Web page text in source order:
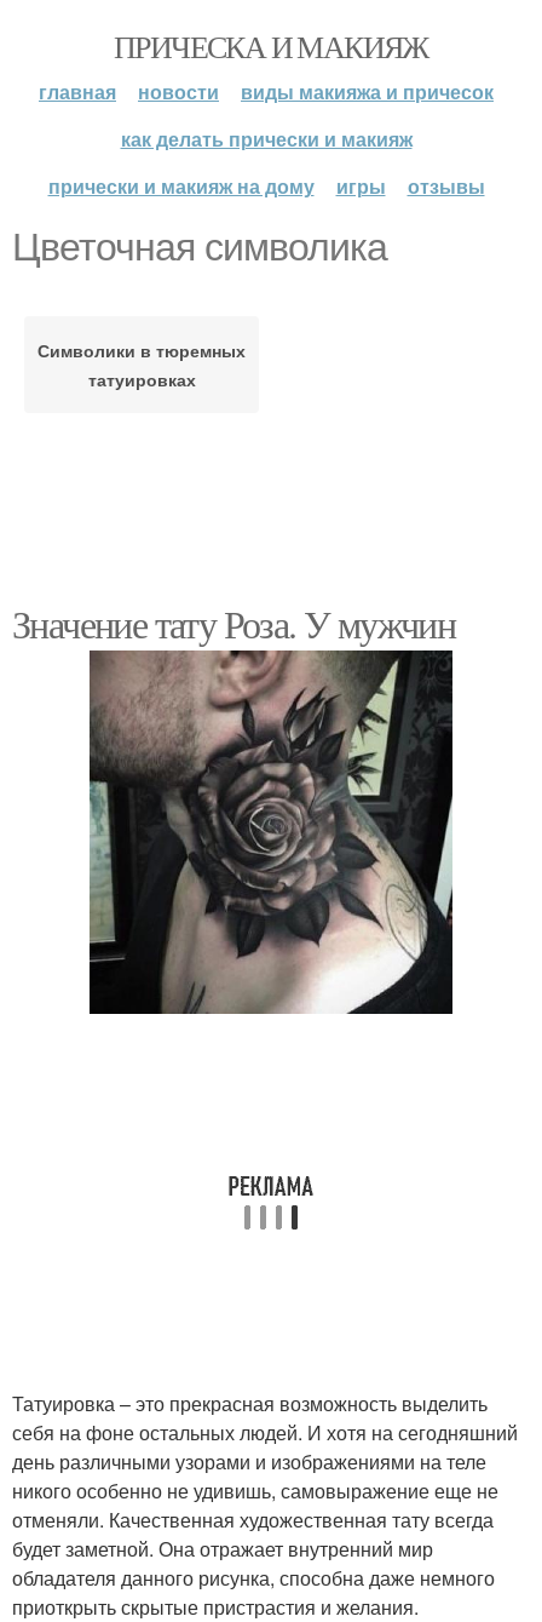
ПРИЧЕСКА И МАКИЯЖ
главная новости
виды макияжа и причесок
как делать прически и макияж
прически и макияж на дому
игры отзывы
Цветочная символика
Символики в тюремных
татуировках
Значение тату Роза. У мужчин
Татуировка – это прекрасная возможность выделить
себя на фоне остальных людей. И хотя на сегодняшний
день различными узорами и изображениями на теле
никого особенно не удивишь, самовыражение еще не
отменяли. Качественная художественная тату всегда
будет заметной. Она отражает внутренний мир
обладателя данного рисунка, способна даже немного
приоткрыть скрытые пристрастия и желания.